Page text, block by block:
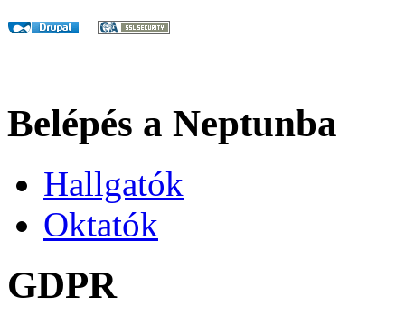
Belépés a Neptunba
Hallgatók
Oktatók
GDPR